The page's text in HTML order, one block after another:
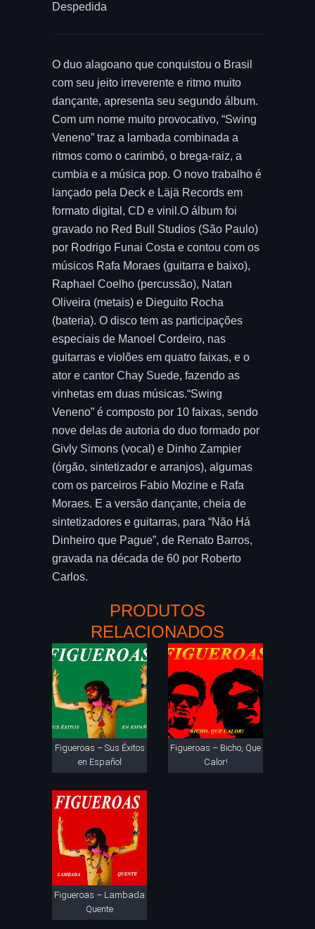
Despedida
O duo alagoano que conquistou o Brasil
com seu jeito irreverente e ritmo muito
dançante, apresenta seu segundo álbum.
Com um nome muito provocativo, “Swing
Veneno” traz a lambada combinada a
ritmos como o carimbó, o brega-raiz, a
cumbia e a música pop. O novo trabalho é
lançado pela Deck e Läjä Records em
formato digital, CD e vinil.O álbum foi
gravado no Red Bull Studios (São Paulo)
por Rodrigo Funai Costa e contou com os
músicos Rafa Moraes (guitarra e baixo),
Raphael Coelho (percussão), Natan
Oliveira (metais) e Dieguito Rocha
(bateria). O disco tem as participações
especiais de Manoel Cordeiro, nas
guitarras e violões em quatro faixas, e o
ator e cantor Chay Suede, fazendo as
vinhetas em duas músicas.“Swing
Veneno” é composto por 10 faixas, sendo
nove delas de autoria do duo formado por
Givly Simons (vocal) e Dinho Zampier
(órgão, sintetizador e arranjos), algumas
com os parceiros Fabio Mozine e Rafa
Moraes. E a versão dançante, cheia de
sintetizadores e guitarras, para “Não Há
Dinheiro que Pague”, de Renato Barros,
gravada na década de 60 por Roberto
Carlos.
PRODUTOS
RELACIONADOS
Figueroas – Sus Éxitos
en Español
Figueroas – Bicho, Que
Calor!
Figueroas – Lambada
Quente